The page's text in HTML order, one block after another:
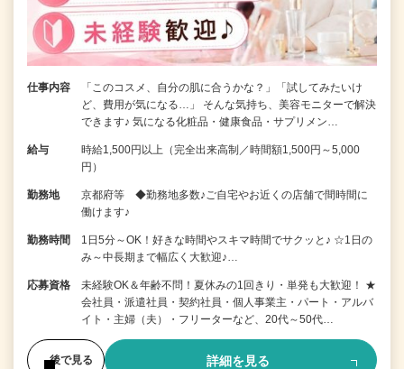
仕事内容
「このコスメ、自分の肌に合うかな？」「試してみたいけ
ど、費用が気になる…」 そんな気持ち、美容モニターで解決
できます♪ 気になる化粧品・健康食品・サプリメン…
給与
時給1,500円以上（完全出来高制／時間額1,500円～5,000
円）
勤務地
京都府等 ◆勤務地多数♪ご自宅やお近くの店舗で間時間に
働けます♪
勤務時間
1日5分～OK！好きな時間やスキマ時間でサクッと♪ ☆1日の
み～中長期まで幅広く大歓迎♪…
応募資格
未経験OK＆年齢不問！夏休みの1回きり・単発も大歓迎！ ★
会社員・派遣社員・契約社員・個人事業主・パート・アルバ
イト・主婦（夫）・フリーターなど、20代～50代…
後で見る 詳細を見る